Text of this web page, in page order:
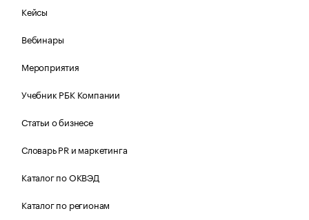
Кейсы
Вебинары
Мероприятия
Учебник РБК Компании
Статьи о бизнесе
Словарь PR и маркетинга
Каталог по ОКВЭД
Каталог по регионам